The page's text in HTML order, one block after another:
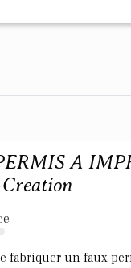
A
fabriquer un faux